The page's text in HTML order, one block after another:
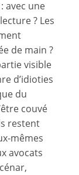
avec une
? Les
de main ?
visible
d’idioties
du
couvé
restent
mêmes
avocats